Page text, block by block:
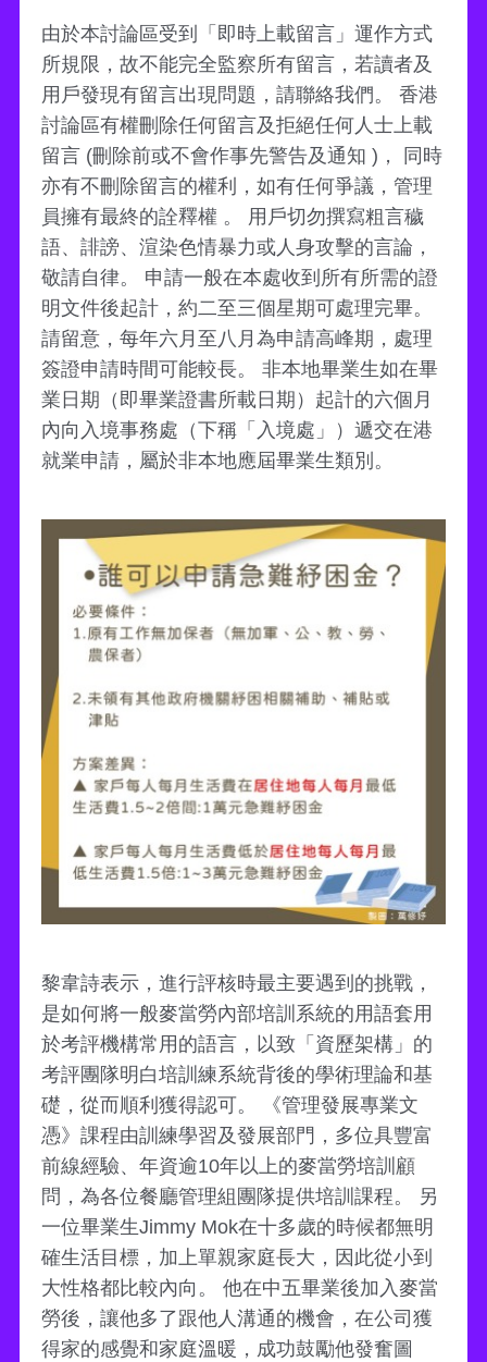
由於本討論區受到「即時上載留言」運作方式
所規限，故不能完全監察所有留言，若讀者及
用戶發現有留言出現問題，請聯絡我們。 香港
討論區有權刪除任何留言及拒絕任何人士上載
留言 (刪除前或不會作事先警告及通知 )， 同時
亦有不刪除留言的權利，如有任何爭議，管理
員擁有最終的詮釋權 。 用戶切勿撰寫粗言穢
語、誹謗、渲染色情暴力或人身攻擊的言論，
敬請自律。 申請一般在本處收到所有所需的證
明文件後起計，約二至三個星期可處理完畢。
請留意，每年六月至八月為申請高峰期，處理
簽證申請時間可能較長。 非本地畢業生如在畢
業日期（即畢業證書所載日期）起計的六個月
內向入境事務處（下稱「入境處」）遞交在港
就業申請，屬於非本地應屆畢業生類別。
黎韋詩表示，進行評核時最主要遇到的挑戰，
是如何將一般麥當勞內部培訓系統的用語套用
於考評機構常用的語言，以致「資歷架構」的
考評團隊明白培訓練系統背後的學術理論和基
礎，從而順利獲得認可。 《管理發展專業文
憑》課程由訓練學習及發展部門，多位具豐富
前線經驗、年資逾10年以上的麥當勞培訓顧
問，為各位餐廳管理組團隊提供培訓課程。 另
一位畢業生Jimmy Mok在十多歲的時候都無明
確生活目標，加上單親家庭長大，因此從小到
大性格都比較內向。 他在中五畢業後加入麥當
勞後，讓他多了跟他人溝通的機會，在公司獲
得家的感覺和家庭溫暖，成功鼓勵他發奮圖